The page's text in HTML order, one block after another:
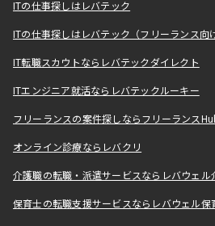
ITの仕事探しはレバテック
ITの仕事探しはレバテック（フリーランス向
IT転職スカウトならレバテックダイレクト
ITエンジニア就活ならレバテックルーキー
フリーランスの案件探しならフリーランス
オンライン診療ならレバクリ
介護職の転職・派遣サービスならレバウェル
保育士の転職支援サービスならレバウェル保